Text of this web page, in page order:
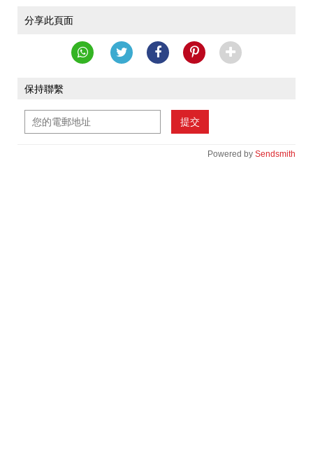
分享此頁面
保持聯繫
提交
Powered by Sendsmith